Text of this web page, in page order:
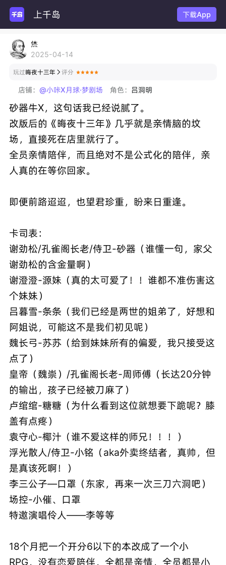
上千岛 下载App
烋
2025-04-14
玩过晦夜十三年  评分
店铺： @小咔X月球·梦剧场 角色： 吕洞明
砂器牛X，这句话我已经说腻了。
改版后的《晦夜十三年》几乎就是亲情脑的坟
场，直接死在店里就行了。
全员亲情陪伴，而且绝对不是公式化的陪伴，亲
人真的在等你回家。
即便前路迢迢，也望君珍重，盼来日重逢。
卡司表：
谢劲松/孔雀阁长老/侍卫-砂器（谁懂一句，家父
谢劲松的含金量啊）
谢澄澄-源妹（真的太可爱了！！谁都不准伤害这
个妹妹）
吕暮雪-条条（我们已经是两世的姐弟了，好想和
阿姐说，可能这不是我们初见呢）
魏长弓-苏苏（给到妹妹所有的偏爱，我只接受这
点了）
皇帝（魏崇）/孔雀阁长老-周师傅（长达20分钟
的输出，孩子已经被刀麻了）
卢绾绾-糖糖（为什么看到这位就想要下跪呢？膝
盖有点疼）
袁守心-椰汁（谁不爱这样的师兄！！！）
浮光散人/侍卫-小铭（aka外卖终结者，真帅，但
是真该死啊！）
李三公子—口罩（东家，再来一次三刀六洞吧）
场控-小催、口罩
特邀演唱伶人——李等等
18个月把一个开分6以下的本改成了一个小
RPG，没有恋爱陪伴，全都是亲情，全员都是小